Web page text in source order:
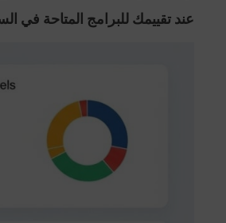
عند تقييمك للبرامج المتاحة في